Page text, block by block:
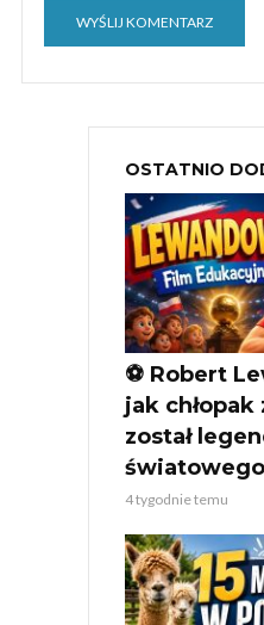
OSTATNIO
⚽ Robert
jak chłopak
został
4 tygodnie temu